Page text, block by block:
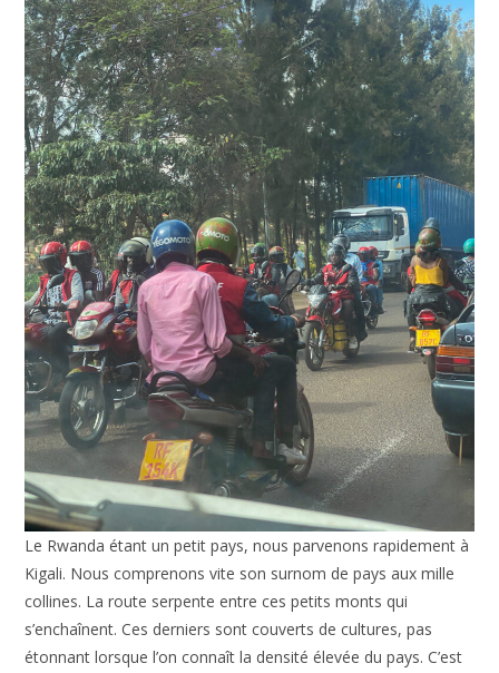
Le Rwanda étant un petit pays, nous parvenons rapidement à
Kigali. Nous comprenons vite son surnom de pays aux mille
collines. La route serpente entre ces petits monts qui
s’enchaînent. Ces derniers sont couverts de cultures, pas
étonnant lorsque l’on connaît la densité élevée du pays. C’est